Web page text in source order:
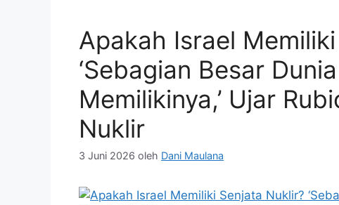
Apakah Israel
‘Sebagian Besar
Memilikinya,’ Ujar
Nuklir
3 Juni 2026 oleh Dani Maulana